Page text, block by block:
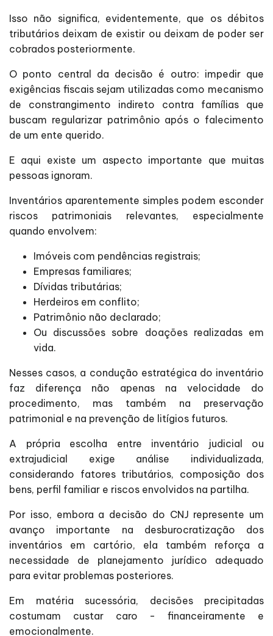
Isso não significa, evidentemente, que os débitos
tributários deixam de existir ou deixam de poder ser
cobrados posteriormente.
O ponto central da decisão é outro: impedir que
exigências fiscais sejam utilizadas como mecanismo
de constrangimento indireto contra famílias que
buscam regularizar patrimônio após o falecimento
de um ente querido.
E aqui existe um aspecto importante que muitas
pessoas ignoram.
Inventários aparentemente simples podem esconder
riscos patrimoniais relevantes, especialmente
quando envolvem:
Imóveis com pendências registrais;
Empresas familiares;
Dívidas tributárias;
Herdeiros em conflito;
Patrimônio não declarado;
Ou discussões sobre doações realizadas em
vida.
Nesses casos, a condução estratégica do inventário
faz diferença não apenas na velocidade do
procedimento, mas também na preservação
patrimonial e na prevenção de litígios futuros.
A própria escolha entre inventário judicial ou
extrajudicial exige análise individualizada,
considerando fatores tributários, composição dos
bens, perfil familiar e riscos envolvidos na partilha.
Por isso, embora a decisão do CNJ represente um
avanço importante na desburocratização dos
inventários em cartório, ela também reforça a
necessidade de planejamento jurídico adequado
para evitar problemas posteriores.
Em matéria sucessória, decisões precipitadas
costumam custar caro - financeiramente e
emocionalmente.